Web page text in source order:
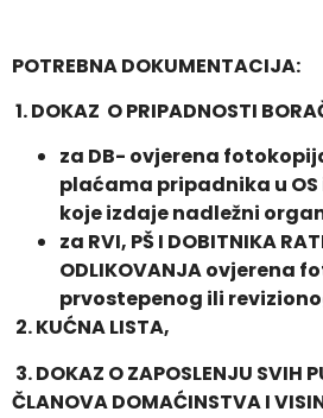
POTREBNA DOKUMENTACIJA:
1.DOKAZ O PRIPADNOSTI
za DB- ovjerena
plaćama pripadnika u
koje izdaje nadležni
za RVI, PŠ I DOBITNIKA
ODLIKOVANJA ovjerena
prvostepenog ili
2.KUĆNA LISTA,
3.DOKAZ O ZAPOSLENJU SVIH
ČLANOVA DOMAĆINSTVA I